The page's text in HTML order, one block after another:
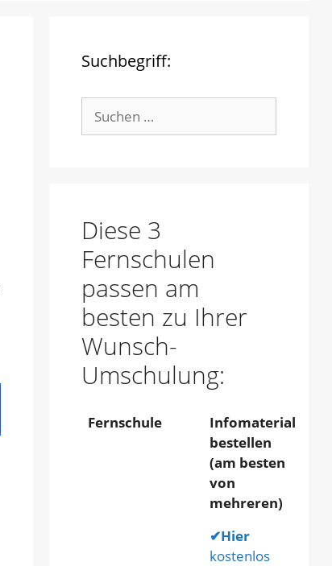
Suchbegriff:
Suche
nach:
Diese 3
Fernschulen
passen am
besten zu Ihrer
Wunsch-
Umschulung:
Fernschule
Infomaterial
bestellen
(am besten
von
mehreren)
✔Hier
kostenlos